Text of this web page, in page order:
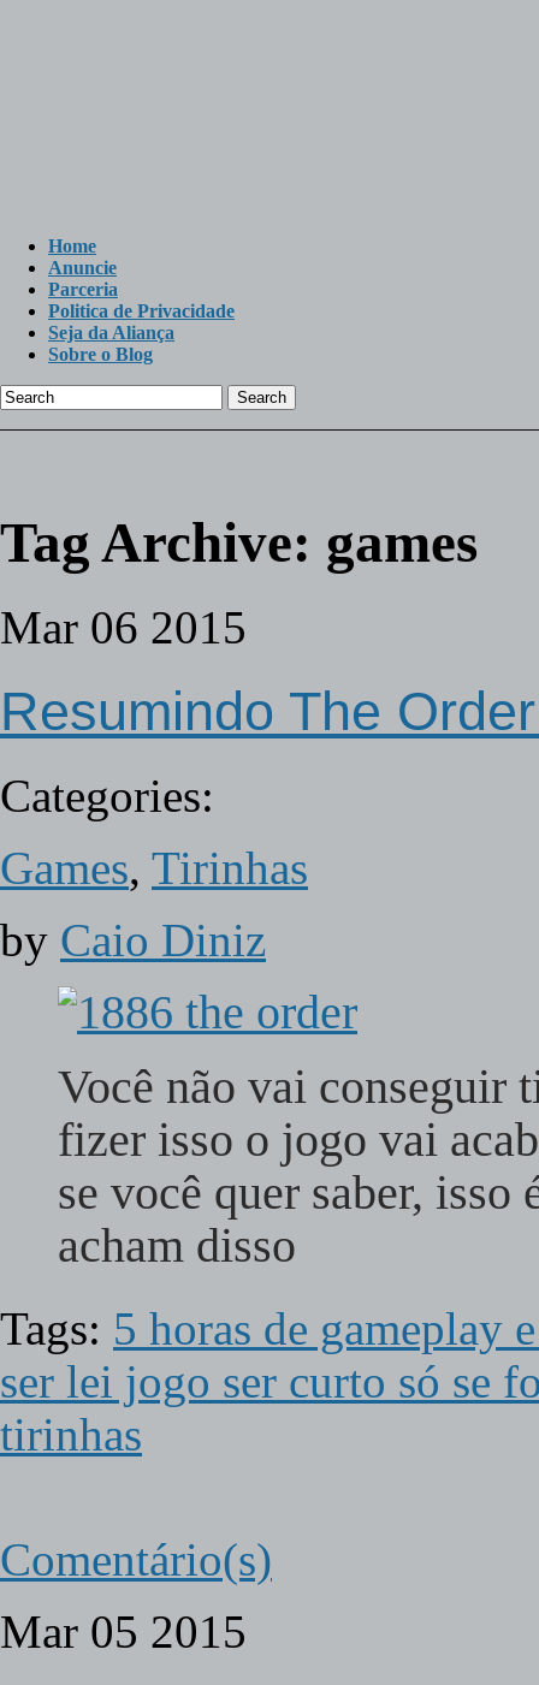
Home
Anuncie
Parceria
Politica de Privacidade
Seja da Aliança
Sobre o Blog
Search
Tag Archive: games
Mar 06 2015
Resumindo The
Categories:
Games, Tirinhas
by Caio Diniz
Você não vai conseguir
fizer isso o jogo vai
se você quer saber, isso
acham disso
Tags: 5 horas de gameplay
ser lei jogo ser curto só se
tirinhas
Comentário(s)
Mar 05 2015